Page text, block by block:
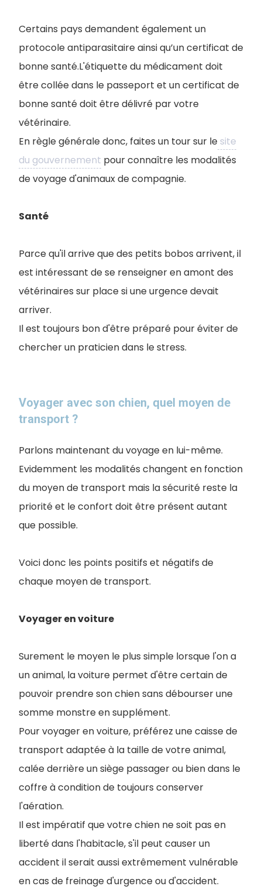
Certains pays demandent également un
protocole antiparasitaire ainsi qu’un certificat de
bonne santé.L'étiquette du médicament doit
être collée dans le passeport et un certificat de
bonne santé doit être délivré par votre
vétérinaire.
En règle générale donc, faites un tour sur le site
du gouvernement pour connaître les modalités
de voyage d'animaux de compagnie.
Santé
Parce qu'il arrive que des petits bobos arrivent, il
est intéressant de se renseigner en amont des
vétérinaires sur place si une urgence devait
arriver.
Il est toujours bon d'être préparé pour éviter de
chercher un praticien dans le stress.
Voyager avec son chien, quel moyen de
transport ?
Parlons maintenant du voyage en lui-même.
Evidemment les modalités changent en fonction
du moyen de transport mais la sécurité reste la
priorité et le confort doit être présent autant
que possible.
Voici donc les points positifs et négatifs de
chaque moyen de transport.
Voyager en voiture
Surement le moyen le plus simple lorsque l'on a
un animal, la voiture permet d'être certain de
pouvoir prendre son chien sans débourser une
somme monstre en supplément.
Pour voyager en voiture, préférez une caisse de
transport adaptée à la taille de votre animal,
calée derrière un siège passager ou bien dans le
coffre à condition de toujours conserver
l'aération.
Il est impératif que votre chien ne soit pas en
liberté dans l'habitacle, s'il peut causer un
accident il serait aussi extrêmement vulnérable
en cas de freinage d'urgence ou d'accident.